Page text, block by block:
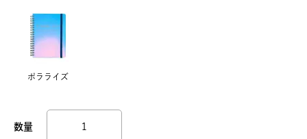
ポラライズ